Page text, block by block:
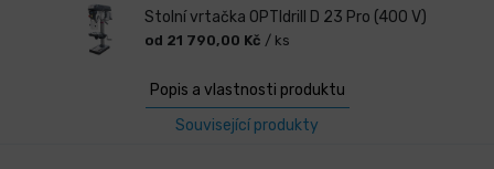
Stolní vrtačka OPTIdrill D 23 Pro (400 V)
od 21 790,00 Kč / ks
Popis a vlastnosti produktu
Související produkty